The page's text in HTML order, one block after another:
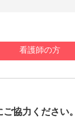
看護師の方
協力ください。